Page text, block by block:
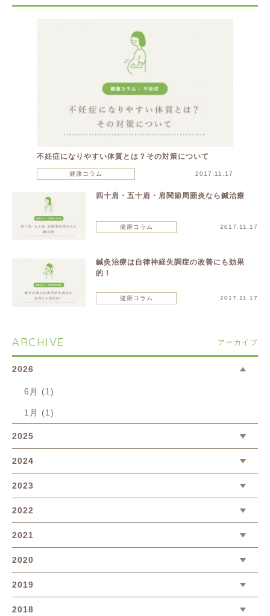
不妊症になりやすい体質とは？その対策について
健康コラム 2017.11.17
四十肩・五十肩・肩関節周囲炎なら鍼治療
健康コラム 2017.11.17
鍼灸治療は自律神経失調症の改善にも効果
的！
健康コラム 2017.11.17
ARCHIVE アーカイブ
2026
6月 (1)
1月 (1)
2025
2024
2023
2022
2021
2020
2019
2018